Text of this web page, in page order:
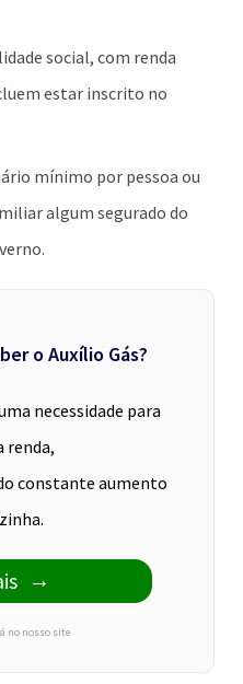
social, com renda
estar inscrito no
mínimo por pessoa ou
algum segurado do
o Auxílio Gás?
necessidade para
renda,
constante aumento
no nosso site